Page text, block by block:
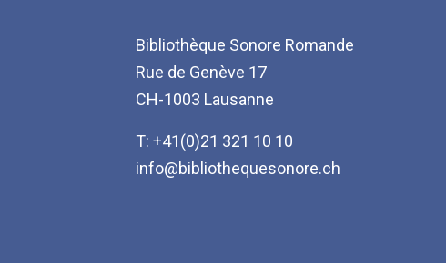
Bibliothèque Sonore Romande
Rue de Genève 17
CH-1003 Lausanne
T: +41(0)21 321 10 10
info@bibliothequesonore.ch